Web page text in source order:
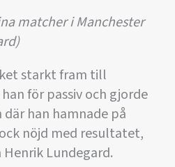
matcher i Manchester
starkt fram till
för passiv och gjorde
han hamnade på
nöjd med resultatet,
Lundegard.